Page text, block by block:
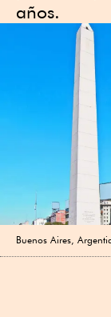
años.
Buenos Aires,